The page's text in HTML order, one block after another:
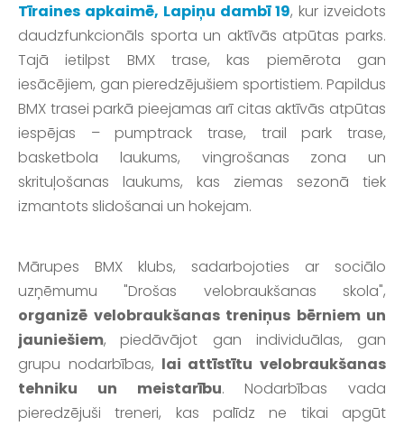
Tīraines apkaimē, Lapiņu dambī 19, kur izveidots
daudzfunkcionāls sporta un aktīvās atpūtas parks.
Tajā ietilpst BMX trase, kas piemērota gan
iesācējiem, gan pieredzējušiem sportistiem. Papildus
BMX trasei parkā pieejamas arī citas aktīvās atpūtas
iespējas – pumptrack trase, trail park trase,
basketbola laukums, vingrošanas zona un
skrituļošanas laukums, kas ziemas sezonā tiek
izmantots slidošanai un hokejam.
Mārupes BMX klubs, sadarbojoties ar sociālo
uzņēmumu "Drošas velobraukšanas skola",
organizē velobraukšanas treniņus bērniem un
jauniešiem,
piedāvājot gan individuālas, gan
grupu nodarbības, lai attīstītu velobraukšanas
tehniku un meistarību. Nodarbības vada
pieredzējuši treneri, kas palīdz ne tikai apgūt